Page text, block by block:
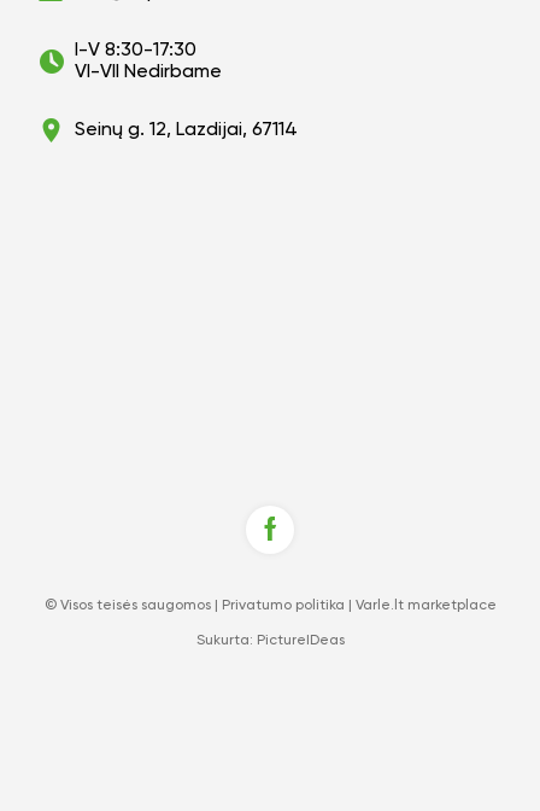
I-V 8:30-17:30
VI-VII Nedirbame
Seinų g. 12, Lazdijai, 67114
© Visos teisės saugomos | Privatumo politika Varle.lt marketplace
Sukurta: PictureIDeas